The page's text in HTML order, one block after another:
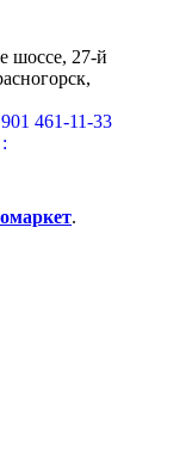
шоссе, 27-й
461-11-33
.